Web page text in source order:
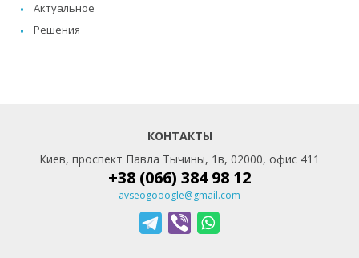
Актуальное
Решения
КОНТАКТЫ
Киев, проспект Павла Тычины, 1в, 02000, офис 411
+38 (066) 384 98 12
avseogooogle@gmail.com